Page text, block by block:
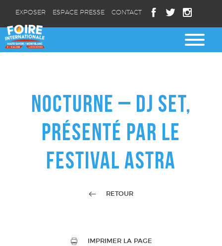
EXPOSER ESPACE PRESSE CONTACT
NOCTURNE – DJ SET,
PRÉSENTÉ PAR LE
FESTIVAL ASTRA
RETOUR
IMPRIMER LA PAGE